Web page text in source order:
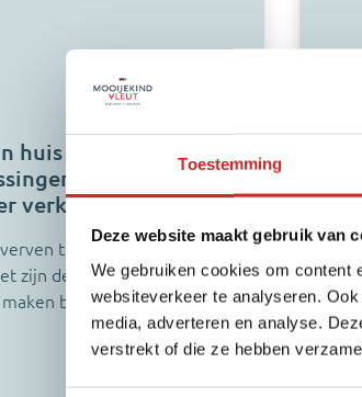
Toestemming
Deze website maakt gebruik van
We gebruiken cookies om content
websiteverkeer te analyseren.
media, adverteren en analyse.
verstrekt of die ze hebben
huis #10 – Welke
maken een
verkoopbaar?
tot nieuwe plinten in
zijn de kleine dingen die
maken bij de…
je